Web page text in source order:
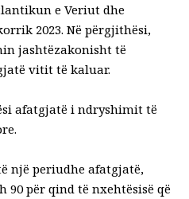
e Veriut dhe
2023. Në përgjithësi,
jashtëzakonisht të
vitit të kaluar.
afatgjatë i ndryshimit të
një periudhe afatgjatë,
për qind të nxehtësisë që